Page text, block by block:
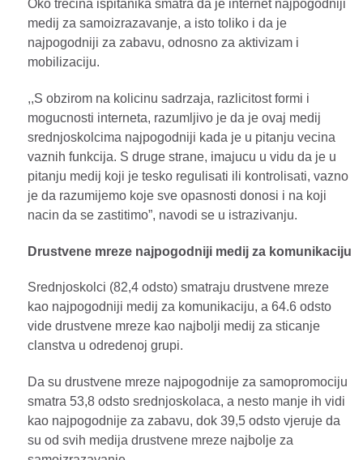
Oko trecina ispitanika smatra da je internet najpogodniji
medij za samoizrazavanje, a isto toliko i da je
najpogodniji za zabavu, odnosno za aktivizam i
mobilizaciju.
,,S obzirom na kolicinu sadrzaja, razlicitost formi i
mogucnosti interneta, razumljivo je da je ovaj medij
srednjoskolcima najpogodniji kada je u pitanju vecina
vaznih funkcija. S druge strane, imajucu u vidu da je u
pitanju medij koji je tesko regulisati ili kontrolisati, vazno
je da razumijemo koje sve opasnosti donosi i na koji
nacin da se zastitimo”, navodi se u istrazivanju.
Drustvene mreze najpogodniji medij za komunikaciju
Srednjoskolci (82,4 odsto) smatraju drustvene mreze
kao najpogodniji medij za komunikaciju, a 64.6 odsto
vide drustvene mreze kao najbolji medij za sticanje
clanstva u odredenoj grupi.
Da su drustvene mreze najpogodnije za samopromociju
smatra 53,8 odsto srednjoskolaca, a nesto manje ih vidi
kao najpogodnije za zabavu, dok 39,5 odsto vjeruje da
su od svih medija drustvene mreze najbolje za